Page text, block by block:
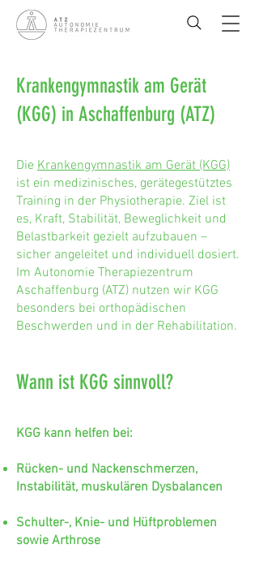
Krankengymnastik am Gerät
(KGG) in Aschaffenburg (ATZ)
Die Krankengymnastik am Gerät (KGG)
ist ein medizinisches, gerätegestütztes
Training in der Physiotherapie. Ziel ist
es, Kraft, Stabilität, Beweglichkeit und
Belastbarkeit gezielt aufzubauen –
sicher angeleitet und individuell dosiert.
Im Autonomie Therapiezentrum
Aschaffenburg (ATZ) nutzen wir KGG
besonders bei orthopädischen
Beschwerden und in der Rehabilitation.
Wann ist KGG sinnvoll?
KGG kann helfen bei:
Rücken- und Nackenschmerzen,
Instabilität, muskulären Dysbalancen
Schulter-, Knie- und Hüftproblemen
sowie Arthrose